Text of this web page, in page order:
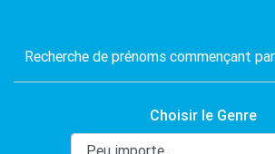
Choisir le Genre